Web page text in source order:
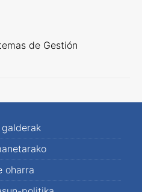
de Gestión
galderak
oharra